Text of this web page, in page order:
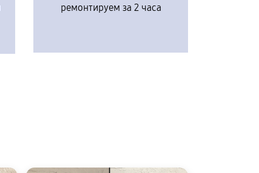
ремонтируем за 2 часа